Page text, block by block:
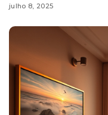
julho 8, 2025